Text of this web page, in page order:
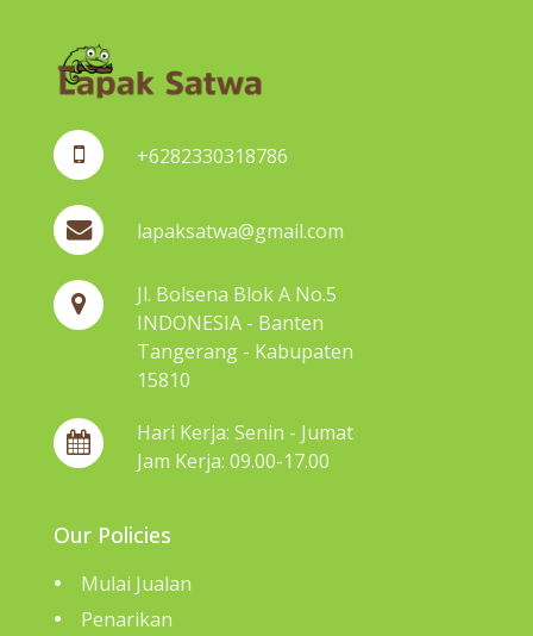
+6282330318786
lapaksatwa@gmail.com
Jl. Bolsena Blok A No.5
INDONESIA - Banten
Tangerang - Kabupaten
15810
Hari Kerja: Senin - Jumat
Jam Kerja: 09.00-17.00
Our Policies
Mulai Jualan
Penarikan